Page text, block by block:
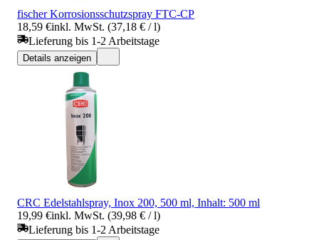
fischer Korrosionsschutzspray FTC-CP
18,59 €inkl. MwSt. (37,18 € / l)
Lieferung bis 1-2 Arbeitstage
Details anzeigen
CRC Edelstahlspray, Inox 200, 500 ml, Inhalt: 500 ml
19,99 €inkl. MwSt. (39,98 € / l)
Lieferung bis 1-2 Arbeitstage